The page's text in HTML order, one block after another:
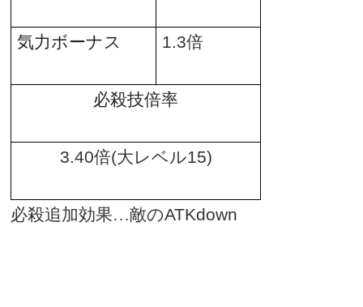
気力ボーナス 1.3倍
必殺技倍率
3.40倍(大レベル15)
必殺追加効果…敵のATKdown